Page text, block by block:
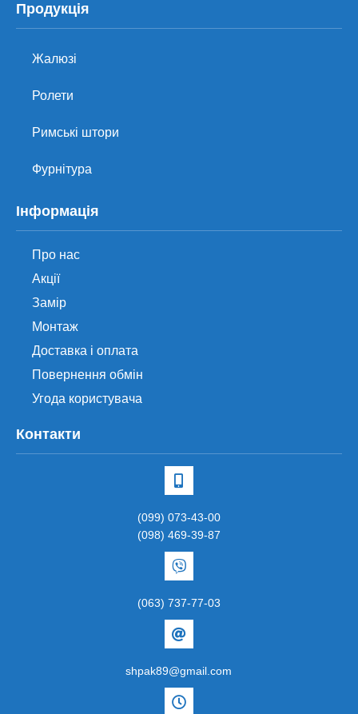
Продукція
Жалюзі
Ролети
Римські штори
Фурнітура
Інформація
Про нас
Акції
Замір
Монтаж
Доставка і оплата
Повернення обмін
Угода користувача
Контакти
(099) 073-43-00
(098) 469-39-87
(063) 737-77-03
shpak89@gmail.com